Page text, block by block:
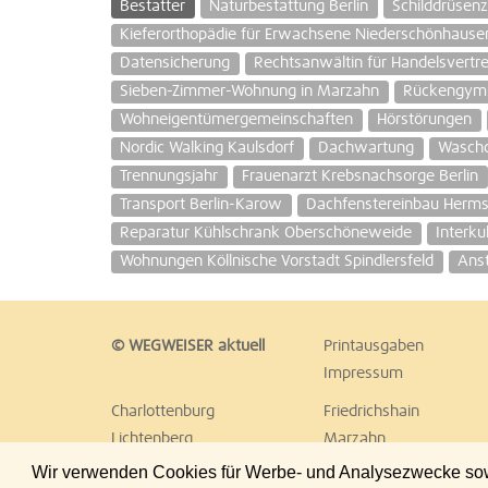
Wir verwenden Cookies für Werbe- und Analysezwecke
Bestatter
Naturbestattung Berlin
Kieferorthopädie für Erwachsene
Datensicherung
Rechtsanwältin für
Sieben-Zimmer-Wohnung in Marzahn
Wohneigentümergemeinschaften
Hörstörungen
Nordic Walking Kaulsdorf
Dachwartung
Trennungsjahr
Frauenarzt Krebsnachsorge Berlin
Transport Berlin-Karow
Dachfenstereinbau
Reparatur Kühlschrank Oberschöneweide
Wohnungen Köllnische Vorstadt Spindlersfeld
© WEGWEISER aktuell Printausgaben
Impressum
Charlottenburg Friedrichshain
Lichtenberg
Marzahn
Reinickendorf
Schöneberg